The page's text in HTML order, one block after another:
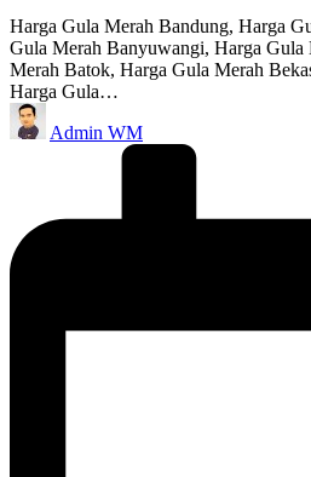
Harga Gula Merah Bandung, Harga
Gula Merah Banyuwangi, Harga Gula
Merah Batok, Harga Gula Merah
Harga Gula…
Posted
by
Admin WM